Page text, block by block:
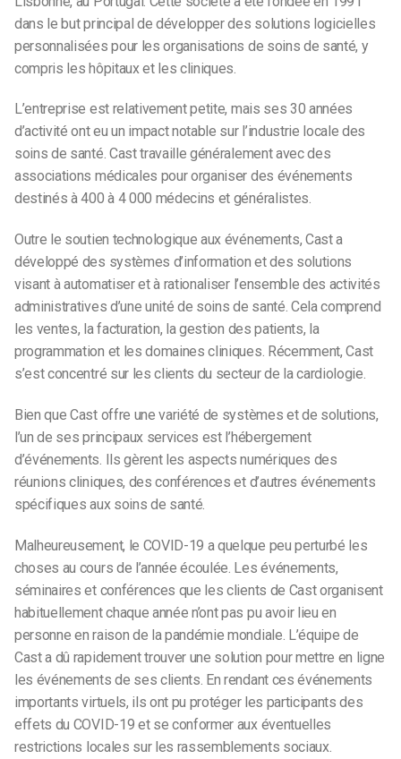
dans le but principal de développer des solutions logicielles
personnalisées pour les organisations de soins de santé, y
compris les hôpitaux et les cliniques.
L’entreprise est relativement petite, mais ses 30 années
d’activité ont eu un impact notable sur l’industrie locale des
soins de santé. Cast travaille généralement avec des
associations médicales pour organiser des événements
destinés à 400 à 4 000 médecins et généralistes.
Outre le soutien technologique aux événements, Cast a
développé des systèmes d’information et des solutions
visant à automatiser et à rationaliser l’ensemble des activités
administratives d’une unité de soins de santé. Cela comprend
les ventes, la facturation, la gestion des patients, la
programmation et les domaines cliniques. Récemment, Cast
s’est concentré sur les clients du secteur de la cardiologie.
Bien que Cast offre une variété de systèmes et de solutions,
l’un de ses principaux services est l’hébergement
d’événements. Ils gèrent les aspects numériques des
réunions cliniques, des conférences et d’autres événements
spécifiques aux soins de santé.
Malheureusement, le COVID-19 a quelque peu perturbé les
choses au cours de l’année écoulée. Les événements,
séminaires et conférences que les clients de Cast organisent
habituellement chaque année n’ont pas pu avoir lieu en
personne en raison de la pandémie mondiale. L’équipe de
Cast a dû rapidement trouver une solution pour mettre en ligne
les événements de ses clients. En rendant ces événements
importants virtuels, ils ont pu protéger les participants des
effets du COVID-19 et se conformer aux éventuelles
restrictions locales sur les rassemblements sociaux.